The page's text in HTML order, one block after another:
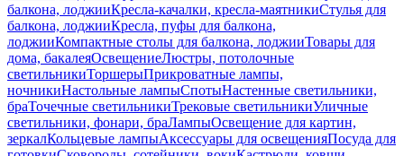
балкона, лоджииКресла-качалки, кресла-маятникиСтулья для
балкона, лоджииКресла, пуфы для балкона,
лоджииКомпактные столы для балкона, лоджииТовары для
дома, бакалеяОсвещениеЛюстры, потолочные
светильникиТоршерыПрикроватные лампы,
ночникиНастольные лампыСпотыНастенные светильники,
браТочечные светильникиТрековые светильникиУличные
светильники, фонари, браЛампыОсвещение для картин,
зеркалКольцевые лампыАксессуары для освещенияПосуда для